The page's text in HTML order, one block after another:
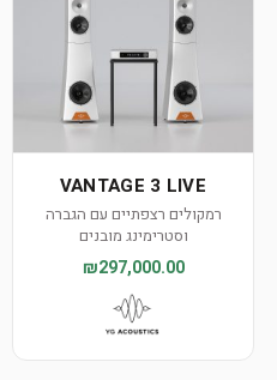
VANTAGE 3 LIVE
רמקולים רצפתיים עם הגברה
וסטרימינג מובנים
₪297,000.00